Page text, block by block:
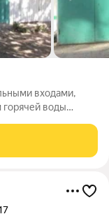
входами,
воды
проходное